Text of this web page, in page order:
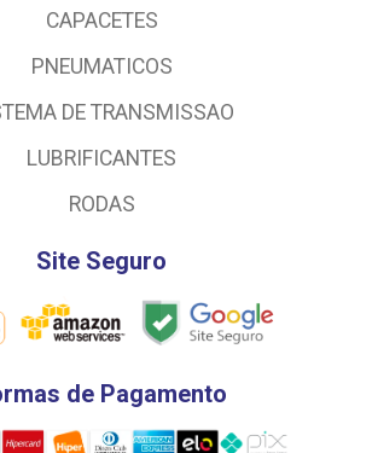
CAPACETES
PNEUMATICOS
DE TRANSMISSAO
LUBRIFICANTES
RODAS
Site Seguro
de Pagamento